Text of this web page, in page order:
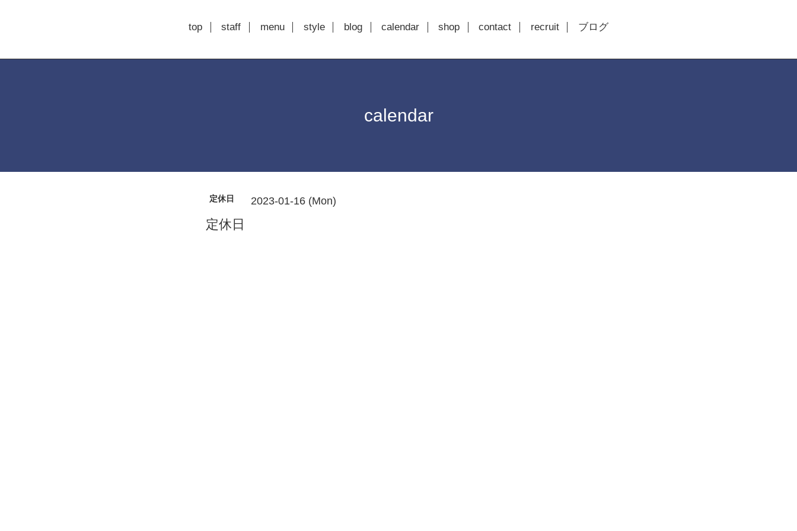
top staff menu style blog calendar shop contact recruit ブログ
calendar
定休日 2023-01-16 (Mon)
定休日